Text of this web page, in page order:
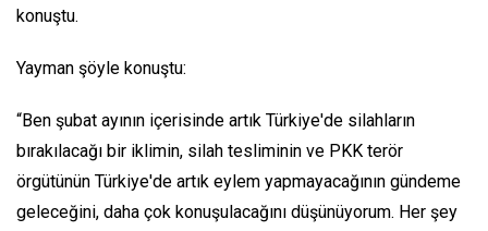
konuştu.
Yayman şöyle konuştu:
“Ben şubat ayının içerisinde artık Türkiye'de silahların
bırakılacağı bir iklimin, silah tesliminin ve PKK terör
örgütünün Türkiye'de artık eylem yapmayacağının gündeme
geleceğini, daha çok konuşulacağını düşünüyorum. Her şey